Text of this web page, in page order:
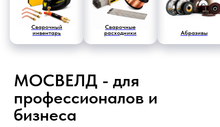
Сварочный
инвентарь
Сварочные
расходники
Абразивы
Оригинальные товары
от производителей
Подробнее
2 000+ товаров
в наличии
Подробнее